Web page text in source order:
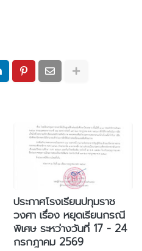
ประกาศโรงเรียนปทุมราช
วงศา เรื่อง หยุดเรียนกรณี
พิเศษ ระหว่างวันที่ 17 - 24
กรกฎาคม 2569